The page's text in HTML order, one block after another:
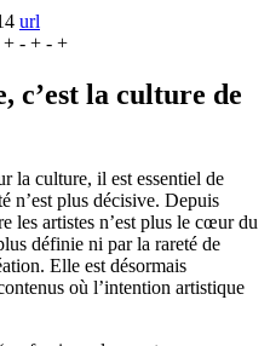
url
c’est la culture de
la culture, il est essentiel de
n’est plus décisive. Depuis
les artistes n’est plus le cœur du
définie ni par la rareté de
Elle est désormais
où l’intention artistique